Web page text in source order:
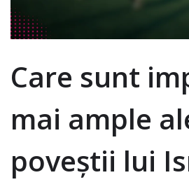
Care sunt
mai ample
poveștii lui